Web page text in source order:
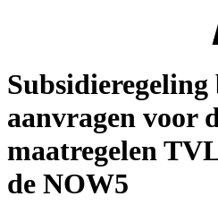
aanvragen voor
maatregelen
de NOW5